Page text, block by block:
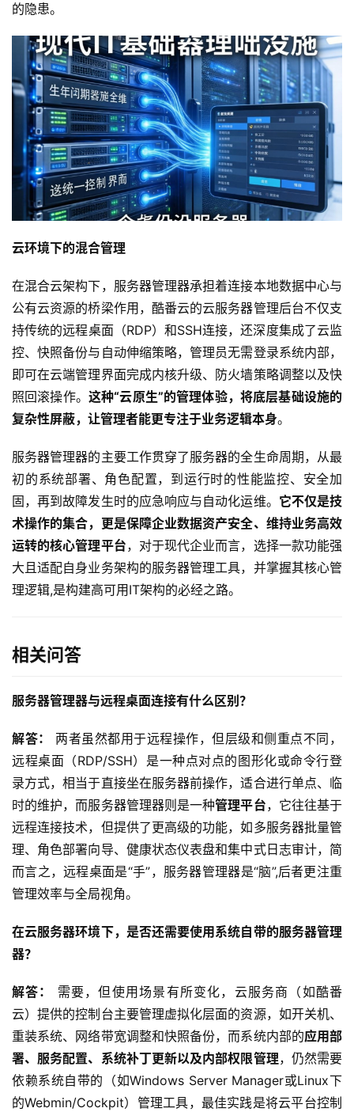
首
页
产
品
与
服
务
联
网
+
动
态
关
于
我
们
的隐患。
云环境下的混合管理
在混合云架构下，服务器管理器承担着连接本地数据中心与
公有云资源的桥梁作用，酷番云的云服务器管理后台不仅支
持传统的远程桌面（RDP）和SSH连接，还深度集成了云监
控、快照备份与自动伸缩策略，管理员无需登录系统内部，
即可在云端管理界面完成内核升级、防火墙策略调整以及快
照回滚操作。 这种“云原生”的管理体验，将底层基础设施的
复杂性屏蔽，让管理者能更专注于业务逻辑本身。
服务器管理器的主要工作贯穿了服务器的全生命周期，从最
初的系统部署、角色配置，到运行时的性能监控、安全加
固，再到故障发生时的应急响应与自动化运维。 它不仅是技
术操作的集合，更是保障企业数据资产安全、维持业务高效
运转的核心管理平台，对于现代企业而言，选择一款功能强
大且适配自身业务架构的服务器管理工具，并掌握其核心管
理逻辑,是构建高可用IT架构的必经之路。
相关问答
服务器管理器与远程桌面连接有什么区别？
解答：
两者虽然都用于远程操作，但层级和侧重点不同，
远程桌面（RDP/SSH）是一种点对点的图形化或命令行登
录方式，相当于直接坐在服务器前操作，适合进行单点、临
时的维护，而服务器管理器则是一种管理平台，它往往基于
远程连接技术，但提供了更高级的功能，如多服务器批量管
理、角色部署向导、健康状态仪表盘和集中式日志审计，简
而言之，远程桌面是“手”，服务器管理器是“脑”,后者更注重
管理效率与全局视角。
在云服务器环境下，是否还需要使用系统自带的服务器管理
器？
解答：
需要，但使用场景有所变化，云服务商（如酷番
云）提供的控制台主要管理虚拟化层面的资源，如开关机、
重装系统、网络带宽调整和快照备份，而系统内部的应用部
署、服务配置、系统补丁更新以及内部权限管理，仍然需要
依赖系统自带的（如Windows Server Manager或Linux下
的Webmin/Cockpit）管理工具，最佳实践是将云平台控制